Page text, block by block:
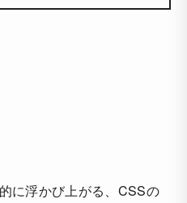
に浮かび上がる、CSSの